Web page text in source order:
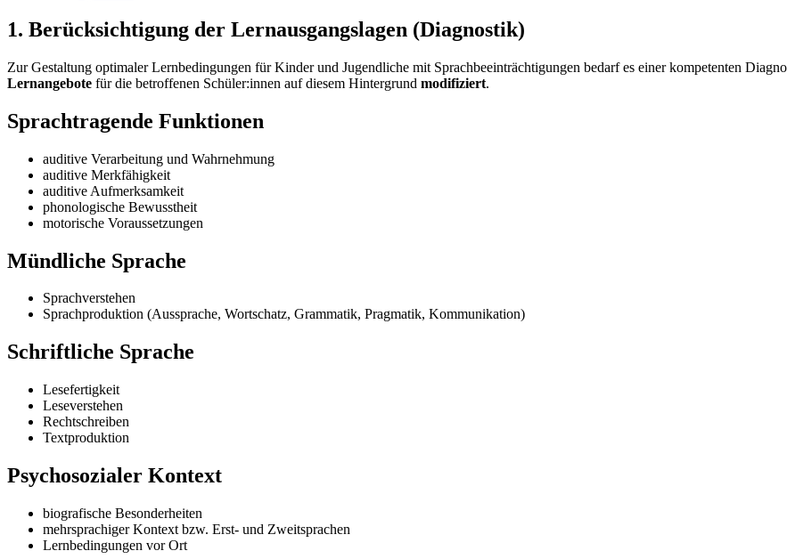
1. Berücksichtigung der Lernausgangslagen (Diagnostik)
Zur Gestaltung optimaler Lernbedingungen für Kinder und Jugendliche mit Sprachbeeinträchtigungen bedarf es einer kompetenten
Lernangebote für die betroffenen Schüler:innen auf diesem Hintergrund modifiziert.
Sprachtragende Funktionen
auditive Verarbeitung und Wahrnehmung
auditive Merkfähigkeit
auditive Aufmerksamkeit
phonologische Bewusstheit
motorische Voraussetzungen
Mündliche Sprache
Sprachverstehen
Sprachproduktion (Aussprache, Wortschatz, Grammatik, Pragmatik, Kommunikation)
Schriftliche Sprache
Lesefertigkeit
Leseverstehen
Rechtschreiben
Textproduktion
Psychosozialer Kontext
biografische Besonderheiten
mehrsprachiger Kontext bzw. Erst- und Zweitsprachen
Lernbedingungen vor Ort